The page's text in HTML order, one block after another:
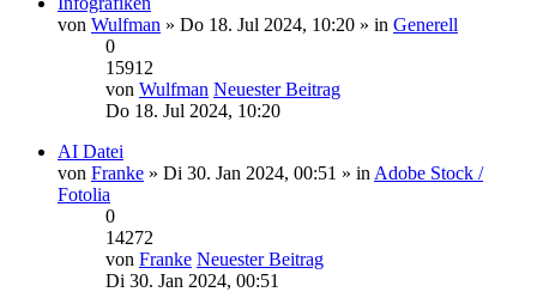
von Wulfman » Do 18. Jul 2024, 10:20 » in Generell
0
15912
von Wulfman Neuester Beitrag
Do 18. Jul 2024, 10:20
AI Datei
von Franke » Di 30. Jan 2024, 00:51 » in Adobe Stock /
Fotolia
0
14272
von Franke Neuester Beitrag
Di 30. Jan 2024, 00:51